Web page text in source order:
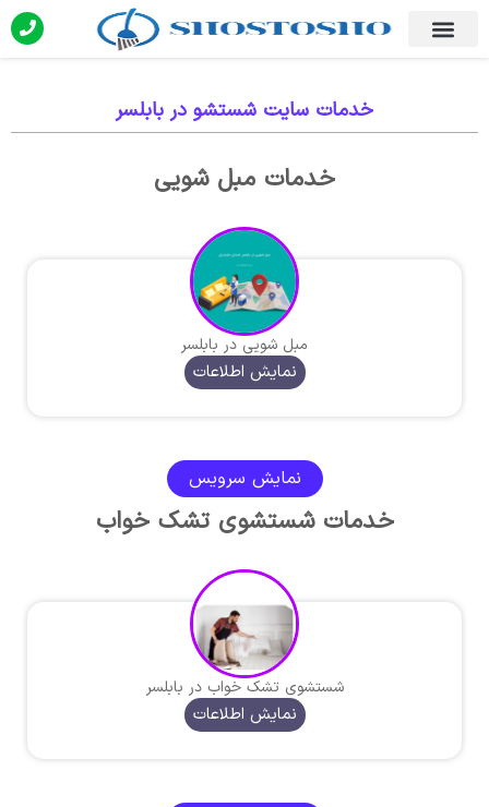
خدمات سایت شستشو در بابلسر
خدمات مبل شویی
مبل شویی در بابلسر
نمایش اطلاعات
نمایش سرویس
خدمات شستشوی تشک خواب
شستشوی تشک خواب در بابلسر
نمایش اطلاعات